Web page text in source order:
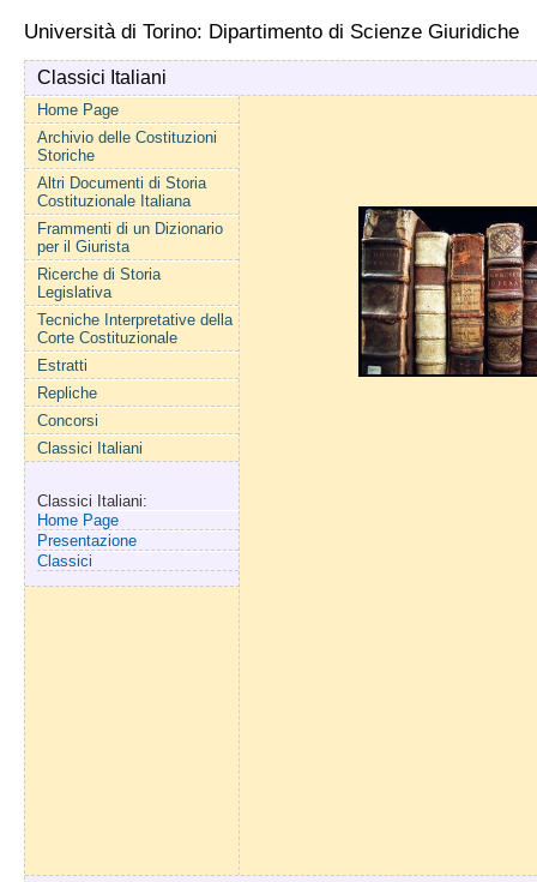
Università di Torino: Dipartimento di Scienze Giuridiche
Classici Italiani
Home Page
Archivio delle Costituzioni
Storiche
Altri Documenti di Storia
Costituzionale Italiana
Frammenti di un Dizionario
per il Giurista
Ricerche di Storia
Legislativa
Tecniche Interpretative della
Corte Costituzionale
Estratti
Repliche
Concorsi
Classici Italiani
Classici Italiani:
Home Page
Presentazione
Classici